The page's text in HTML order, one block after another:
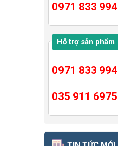
0971 833 994
Hỗ trợ sản phẩm
0971 833 994
035 911 6975